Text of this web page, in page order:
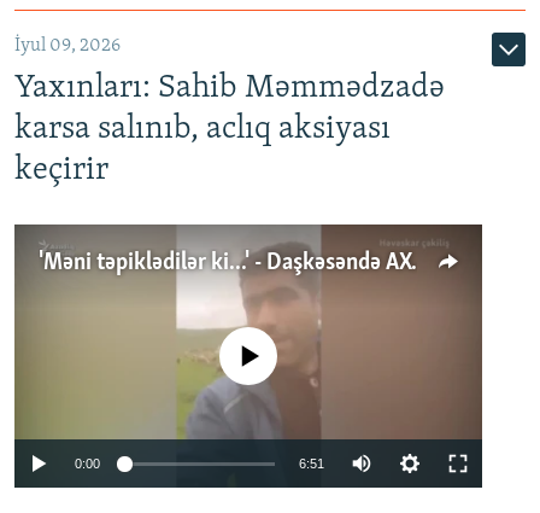
İyul 09, 2026
Yaxınları: Sahib Məmmədzadə
karsa salınıb, aclıq aksiyası
keçirir
'Məni təpiklədilər ki...' - Daşkəsəndə AXCP fəalının yaxınları onun həbsinə etiraz edirlər
No media source currently available
0:00 6:51